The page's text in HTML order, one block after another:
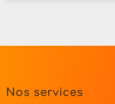
Nos services